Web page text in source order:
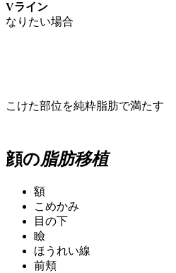
Vライン
なりたい場合
こけた部位を純粋脂肪で満たす
顔の脂肪移植
額
こめかみ
目の下
瞼
ほうれい線
前頬